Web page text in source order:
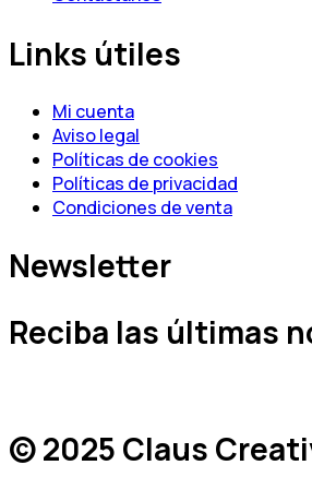
Links útiles
Mi cuenta
Aviso legal
Políticas de cookies
Políticas de privacidad
Condiciones de venta
Newsletter
Reciba las últimas
© 2025 Claus